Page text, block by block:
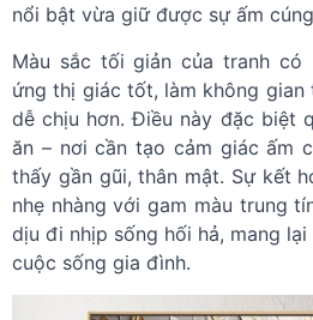
nổi bật vừa giữ được sự ấm
Màu sắc tối giản của tranh có
ứng thị giác tốt, làm không gian
dễ chịu hơn. Điều này đặc biệt
ăn – nơi cần tạo cảm giác ấm
thấy gần gũi, thân mật. Sự kết
nhẹ nhàng với gam màu trung
dịu đi nhịp sống hối hả, mang
cuộc sống gia đình.